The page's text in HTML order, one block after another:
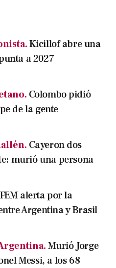
Kicillof abre una
a 2027
Colombo pidió
de la gente
Cayeron dos
murió una persona
FEM alerta por la
Argentina y Brasil
Murió Jorge
Messi, a los 68